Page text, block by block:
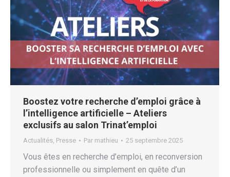
Boostez votre recherche d’emploi grâce à
l’intelligence artificielle – Ateliers
exclusifs au salon Trinat’emploi
Actualités, Presse Par mathieu 25 septembre 2025
Vous êtes en recherche d’emploi, en reconversion
professionnelle ou simplement en quête d’un